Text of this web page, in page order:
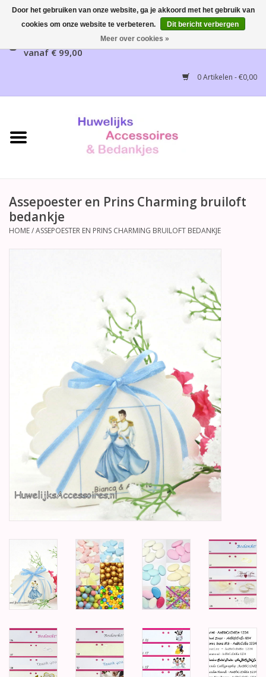
Gratis verzending mogelijk, NL vanaf € 65,00, België
vanaf € 99,00
0 Artikelen - €0,00
Home
Bruidsaccessoires
Huwelijksreceptie
Assepoester en Prins Charming bruiloft
bedankje
HOME/ASSEPOESTER EN PRINS CHARMING BRUILOFT BEDANKJE
Door het gebruiken van onze website, ga je akkoord met het gebruik van
cookies om onze website te verbeteren.
Dit bericht verbergen
Meer over cookies »